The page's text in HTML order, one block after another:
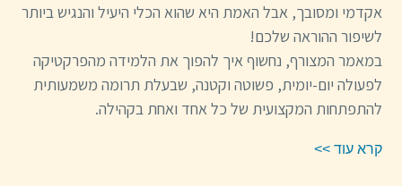
אקדמי ומסובך, אבל האמת היא שהוא הכלי היעיל והנגיש ביותר
לשיפור ההוראה שלכם!
במאמר המצורף, נחשוף איך להפוך את הלמידה מהפרקטיקה
לפעולה יום-יומית, פשוטה וקטנה, שבעלת תרומה משמעותית
להתפתחות המקצועית של כל אחד ואחת בקהילה.
קרא עוד >>